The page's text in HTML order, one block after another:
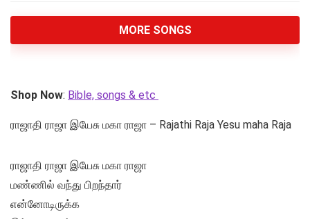
MORE SONGS
Shop Now: Bible, songs & etc
ராஜாதி ராஜா இயேசு மகா ராஜா – Rajathi Raja Yesu maha Raja
ராஜாதி ராஜா இயேசு மகா ராஜா
மண்ணில் வந்து பிறந்தார்
என்னோடிருக்க